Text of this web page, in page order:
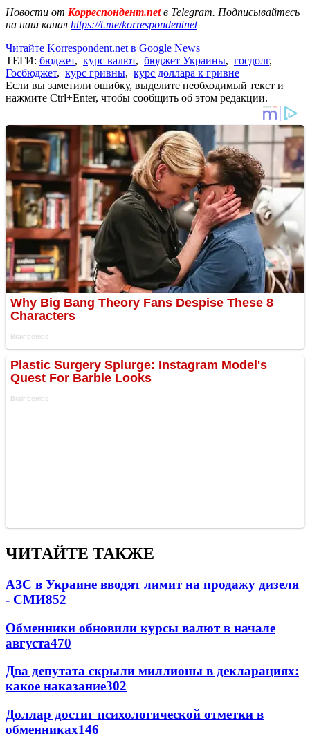
Новости от Корреспондент.netв Telegram. Подписывайтесь
на наш канал https://t.me/korrespondentnet
Читайте Korrespondent.net в Google News
ТЕГИ: бюджет, курс валют, бюджет Украины, госдолг,
Госбюджет, курс гривны, курс доллара к гривне
Если вы заметили ошибку, выделите необходимый текст и
нажмите Ctrl+Enter, чтобы сообщить об этом редакции.
ЧИТАЙТЕ ТАКЖЕ
АЗС в Украине вводят лимит на продажу дизеля
- СМИ852
Обменники обновили курсы валют в начале
августа470
Два депутата скрыли миллионы в декларациях:
какое наказание302
Доллар достиг психологической отметки в
обменниках146